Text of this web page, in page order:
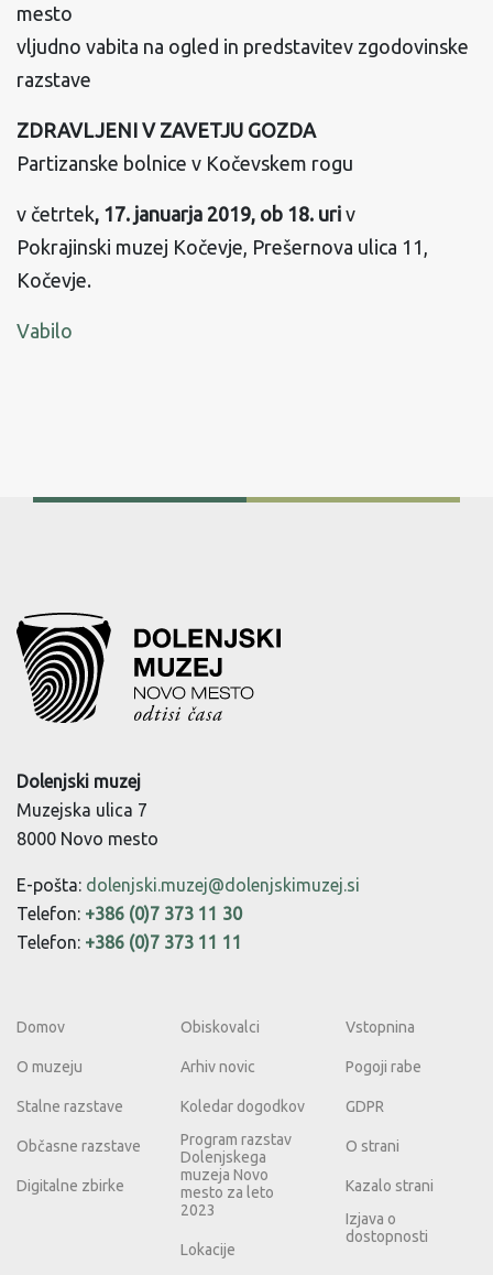
mesto
vljudno vabita na ogled in predstavitev zgodovinske
razstave
ZDRAVLJENI V ZAVETJU GOZDA
Partizanske bolnice v Kočevskem rogu
v četrtek, 17. januarja 2019, ob 18. uri v
Pokrajinski muzej Kočevje, Prešernova ulica 11,
Kočevje.
Vabilo
Dolenjski muzej
Muzejska ulica 7
8000 Novo mesto
E-pošta: dolenjski.muzej@dolenjskimuzej.si
Telefon: +386 (0)7 373 11 30
Telefon: +386 (0)7 373 11 11
Domov
O muzeju
Stalne razstave
Občasne razstave
Digitalne zbirke
Obiskovalci
Arhiv novic
Koledar dogodkov
Program razstav
Dolenjskega
muzeja Novo
mesto za leto
2023
Lokacije
Vstopnina
Pogoji rabe
GDPR
O strani
Kazalo strani
Izjava o
dostopnosti